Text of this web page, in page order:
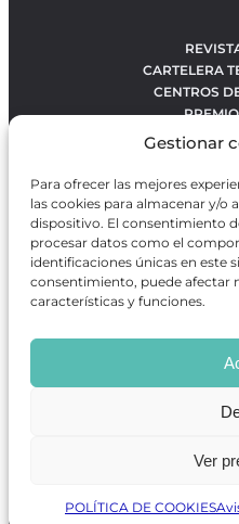
Gestionar
Para ofrecer las mejores
las cookies para almacenar y/o
dispositivo. El consentimiento
procesar datos como el
identificaciones únicas en este
consentimiento, puede afectar
características y funciones.
Ver
POLÍTICA DE COOKIES
CARTELERA
CENTROS
OBRAS
RANKING
BÚSQUEDA
Revista GODOTes una
en información sobre artes
que se distribuye en
puntos de interés
Desarrollado